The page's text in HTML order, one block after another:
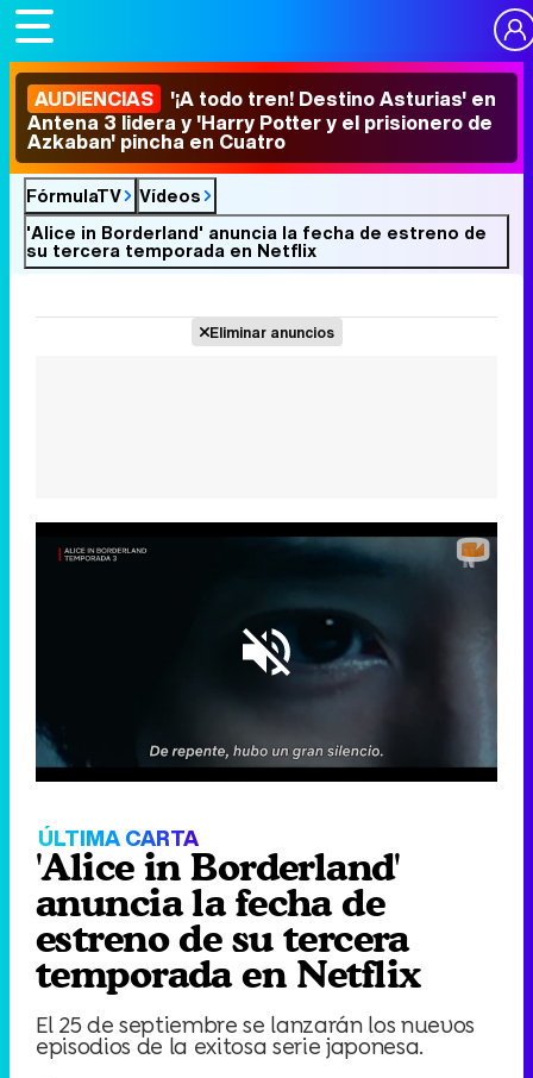
AUDIENCIAS '¡A todo tren! Destino Asturias' en
Antena 3 lidera y 'Harry Potter y el prisionero de
Azkaban' pincha en Cuatro
FórmulaTV
Vídeos
'Alice in Borderland' anuncia la fecha de estreno de
su tercera temporada en Netflix
Eliminar anuncios
Unmute
ÚLTIMA CARTA
'Alice in Borderland'
anuncia la fecha de
estreno de su tercera
temporada en Netflix
El 25 de septiembre se lanzarán los nuevos
episodios de la exitosa serie japonesa.